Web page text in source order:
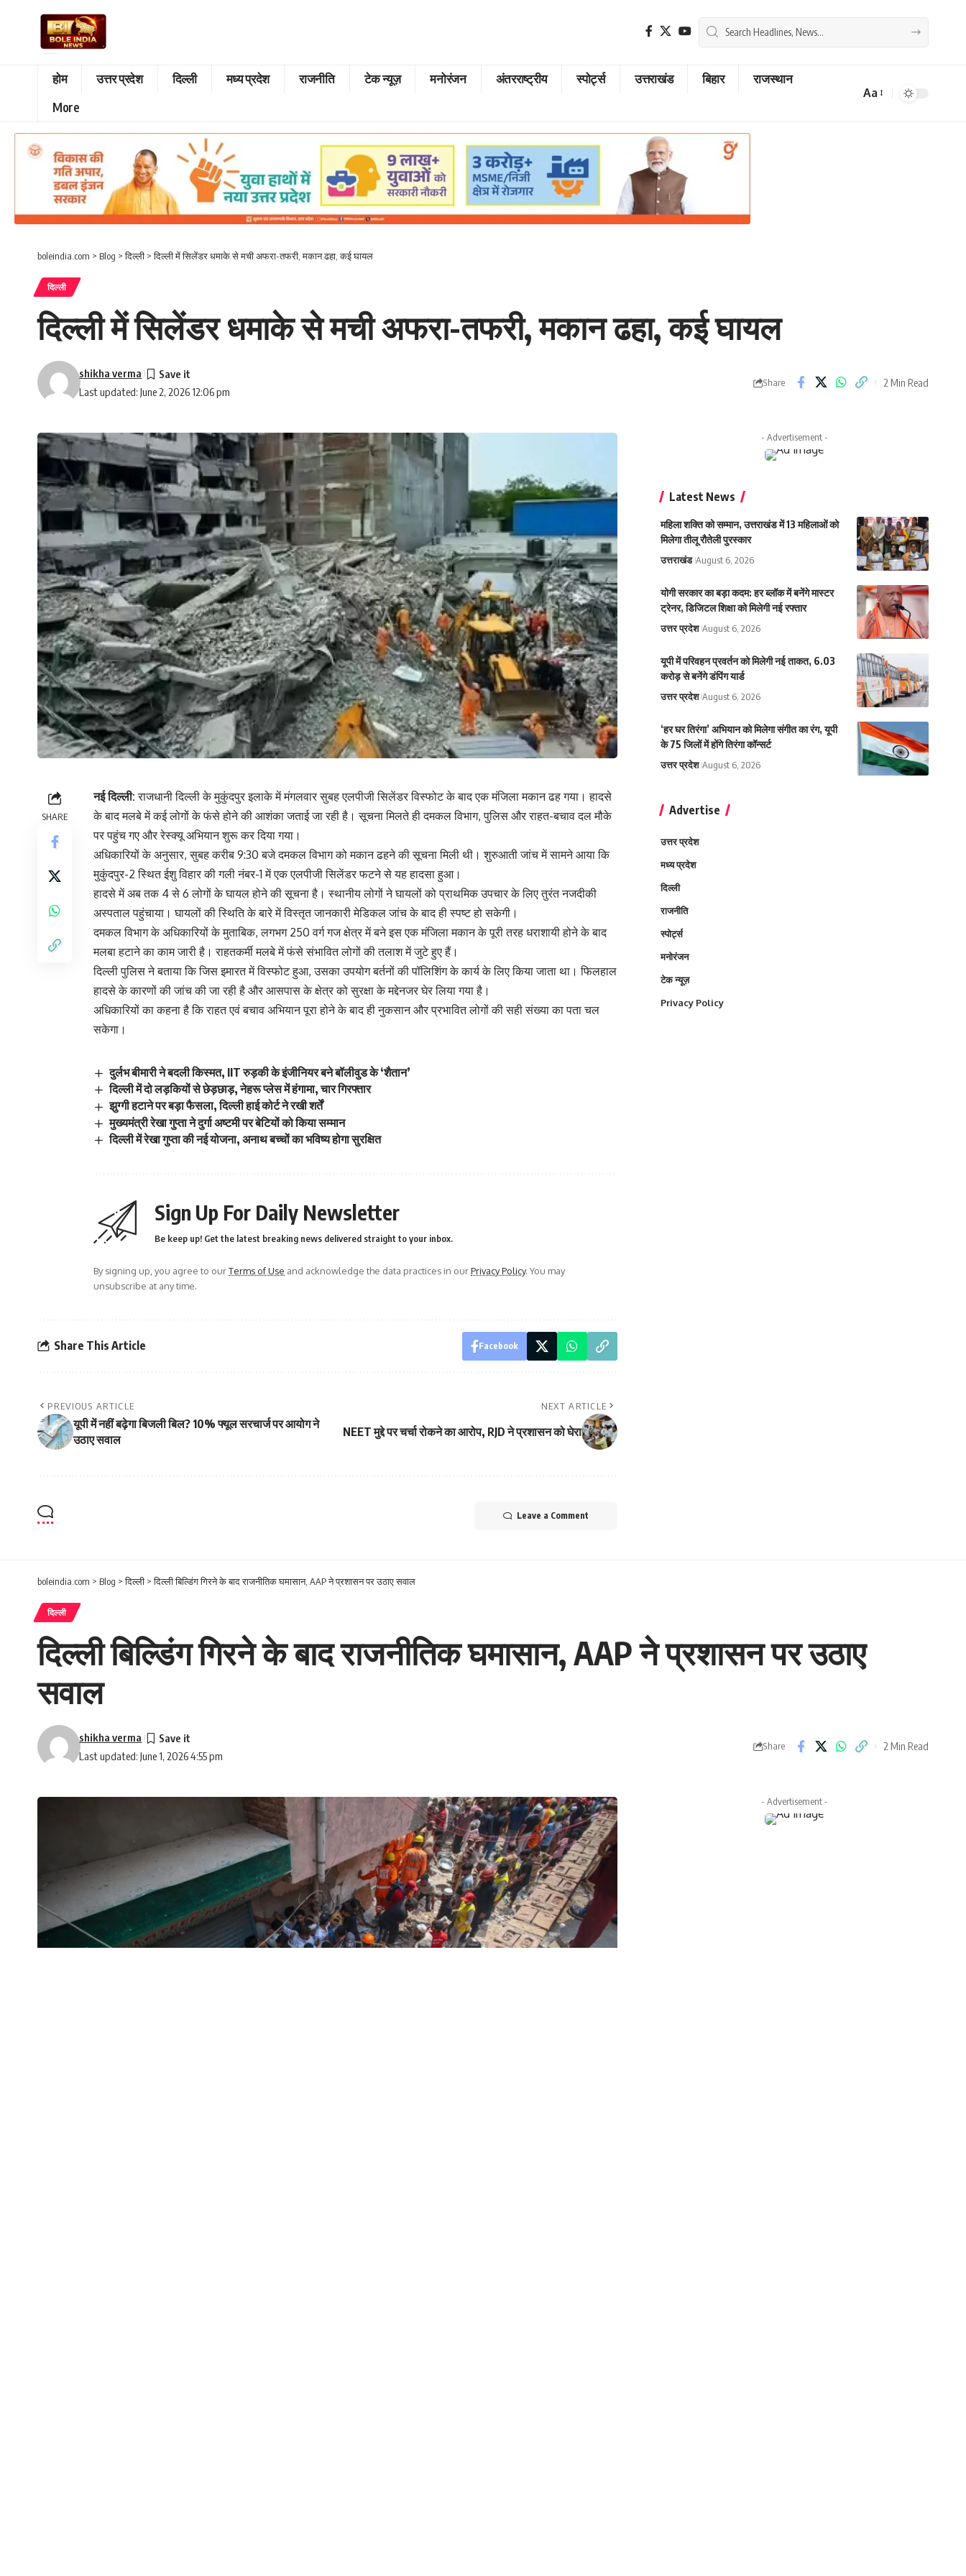
होम उत्तर प्रदेश दिल्ली मध्य प्रदेश राजनीति टेक न्यूज़ मनोरंजन अंतरराष्ट्रीय स्पोर्ट्स उत्तराखंड बिहार
राजस्थान
More
Font
Aa
boleindia.com > Blog >दिल्ली >दिल्ली में सिलेंडर धमाके से मची अफरा-तफरी, मकान ढहा, कई घायल
दिल्ली
दिल्ली में सिलेंडर धमाके से मची अफरा-तफरी, मकान ढहा, कई घायल
Last updated: June 2, 2026 12:06 pm
shikha verma
Share 2 Min Read
SHARE
नई दिल्ली: राजधानी दिल्ली के मुकुंदपुर इलाके में मंगलवार सुबह एलपीजी सिलेंडर विस्फोट के बाद एक मंजिला मकान ढह गया। हादसे
के बाद मलबे में कई लोगों के फंसे होने की आशंका जताई जा रही है। सूचना मिलते ही दमकल विभाग, पुलिस और राहत-बचाव दल मौके
पर पहुंच गए और रेस्क्यू अभियान शुरू कर दिया गया।
अधिकारियों के अनुसार, सुबह करीब 9:30 बजे दमकल विभाग को मकान ढहने की सूचना मिली थी। शुरुआती जांच में सामने आया कि
मुकुंदपुर-2 स्थित ईशु विहार की गली नंबर-1 में एक एलपीजी सिलेंडर फटने से यह हादसा हुआ।
हादसे में अब तक 4 से 6 लोगों के घायल होने की सूचना है। स्थानीय लोगों ने घायलों को प्राथमिक उपचार के लिए तुरंत नजदीकी
अस्पताल पहुंचाया। घायलों की स्थिति के बारे में विस्तृत जानकारी मेडिकल जांच के बाद ही स्पष्ट हो सकेगी।
दमकल विभाग के अधिकारियों के मुताबिक, लगभग 250 वर्ग गज क्षेत्र में बने इस एक मंजिला मकान के पूरी तरह धराशायी होने के बाद
मलबा हटाने का काम जारी है। राहतकर्मी मलबे में फंसे संभावित लोगों की तलाश में जुटे हुए हैं।
दिल्ली पुलिस ने बताया कि जिस इमारत में विस्फोट हुआ, उसका उपयोग बर्तनों की पॉलिशिंग के कार्य के लिए किया जाता था। फिलहाल
हादसे के कारणों की जांच की जा रही है और आसपास के क्षेत्र को सुरक्षा के मद्देनजर घेर लिया गया है।
अधिकारियों का कहना है कि राहत एवं बचाव अभियान पूरा होने के बाद ही नुकसान और प्रभावित लोगों की सही संख्या का पता चल
सकेगा।
दुर्लभ बीमारी ने बदली किस्मत, IIT रुड़की के इंजीनियर बने बॉलीवुड के ‘शैतान’
दिल्ली में दो लड़कियों से छेड़छाड़, नेहरू प्लेस में हंगामा, चार गिरफ्तार
झुग्गी हटाने पर बड़ा फैसला, दिल्ली हाई कोर्ट ने रखी शर्तें
मुख्यमंत्री रेखा गुप्ता ने दुर्गा अष्टमी पर बेटियों को किया सम्मान
दिल्ली में रेखा गुप्ता की नई योजना, अनाथ बच्चों का भविष्य होगा सुरक्षित
Sign Up For Daily Newsletter
Be keep up! Get the latest breaking news delivered straight to your inbox.
By signing up, you agree to ourTerms of Use and acknowledge the data practices in ourPrivacy Policy. You may
unsubscribe at any time.
Share This Article Facebook
PREVIOUS ARTICLE
यूपी में नहीं बढ़ेगा बिजली बिल? 10% फ्यूल सरचार्ज पर आयोग ने
उठाए सवाल
NEXT ARTICLE
NEET मुद्दे पर चर्चा रोकने का आरोप, RJD ने प्रशासन को घेरा
Leave a Comment
- Advertisement -
Latest News
महिला शक्ति को सम्मान, उत्तराखंड में 13 महिलाओं को
मिलेगा तीलू रौतेली पुरस्कार
उत्तराखंड August 6, 2026
योगी सरकार का बड़ा कदम: हर ब्लॉक में बनेंगे मास्टर
ट्रेनर, डिजिटल शिक्षा को मिलेगी नई रफ्तार
उत्तर प्रदेश August 6, 2026
यूपी में परिवहन प्रवर्तन को मिलेगी नई ताकत, 6.03
करोड़ से बनेंगे डंपिंग यार्ड
उत्तर प्रदेश August 6, 2026
‘हर घर तिरंगा’ अभियान को मिलेगा संगीत का रंग, यूपी
के 75 जिलों में होंगे तिरंगा कॉन्सर्ट
उत्तर प्रदेश August 6, 2026
Advertise
उत्तर प्रदेश
मध्य प्रदेश
दिल्ली
राजनीति
स्पोर्ट्स
मनोरंजन
टेक न्यूज़
Privacy Policy
boleindia.com > Blog >दिल्ली >दिल्ली बिल्डिंग गिरने के बाद राजनीतिक घमासान, AAP ने प्रशासन पर उठाए सवाल
दिल्ली
दिल्ली बिल्डिंग गिरने के बाद राजनीतिक घमासान, AAP ने प्रशासन पर उठाए
सवाल
Last updated: June 1, 2026 4:55 pm
shikha verma
Share 2 Min Read
- Advertisement -